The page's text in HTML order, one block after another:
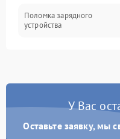
Электронные
Поломка зарядного
устройства
Поломка кнопки
Неисправность системы
У Вас
Оставьте заявку, мы